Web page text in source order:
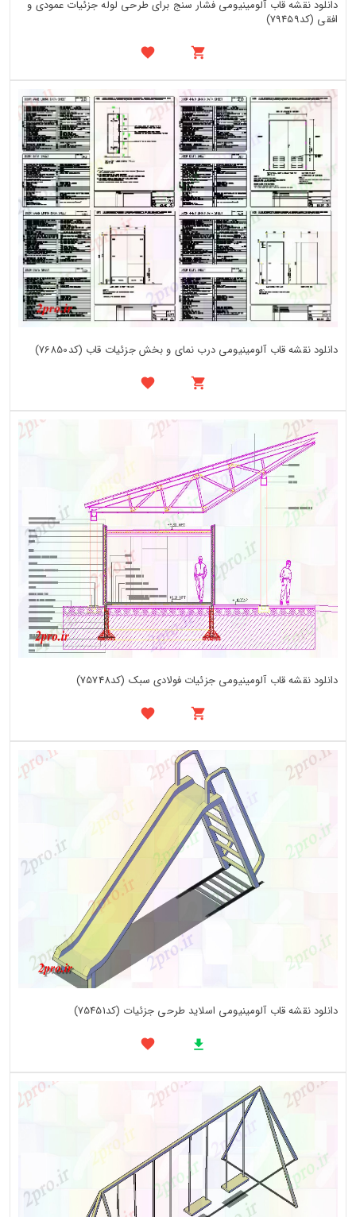
دانلود نقشه قاب آلومینیومی فشار سنج برای طرحی لوله جزئیات عمودی و
افقی (کد79459)
دانلود نقشه قاب آلومینیومی درب نمای و بخش جزئیات قاب (کد76850)
دانلود نقشه قاب آلومینیومی جزئیات فولادی سبک (کد75748)
دانلود نقشه قاب آلومینیومی اسلاید طرحی جزئیات (کد75451)